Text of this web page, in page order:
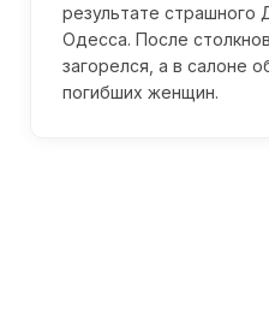
результате
Одесса. После
загорелся, а в салоне
погибших женщин.